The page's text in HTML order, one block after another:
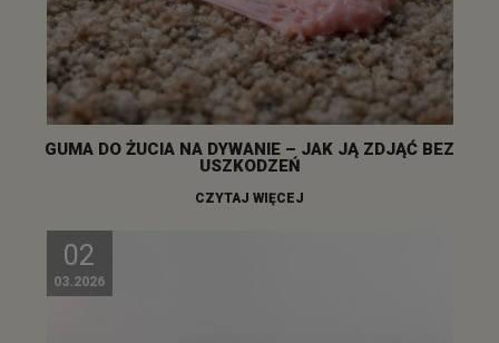
GUMA DO ŻUCIA NA DYWANIE – JAK JĄ ZDJĄĆ BEZ
USZKODZEŃ
CZYTAJ WIĘCEJ
02
03.2026